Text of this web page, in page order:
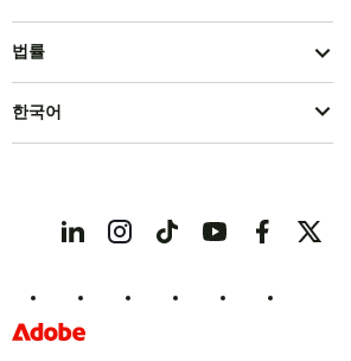
법률
한국어